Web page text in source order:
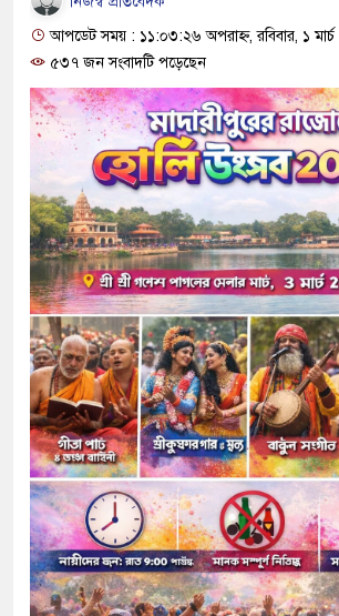
আপডেট সময় : ১১:০৩:২৬ অপরাহ্ন, রবিবার, ১
৫৩৭ জন সংবাদটি পড়েছেন